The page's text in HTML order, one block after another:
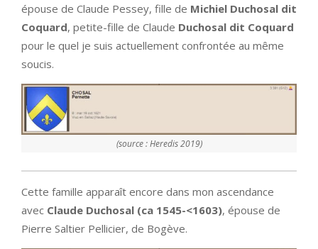
épouse de Claude Pessey, fille de Michiel Duchosal dit
Coquard, petite-fille de Claude Duchosal dit Coquard
pour le quel je suis actuellement confrontée au même
soucis.
(source : Heredis 2019)
Cette famille apparaît encore dans mon ascendance
avec Claude Duchosal (ca 1545-<1603), épouse de
Pierre Saltier Pellicier, de Bogève.